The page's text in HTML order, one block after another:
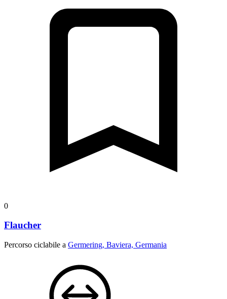
0
Flaucher
Percorso ciclabile a Germering, Baviera, Germania